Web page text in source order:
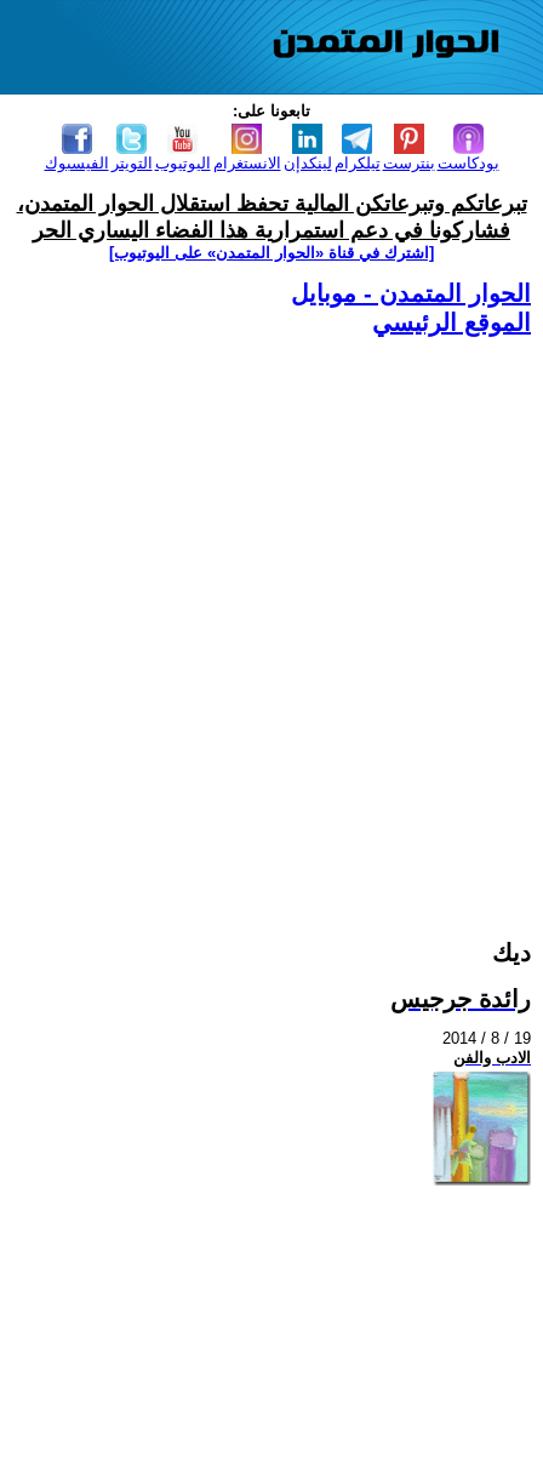
تابعونا على:
الفيسبوك التويتر اليوتيوب الانستغرام لينكدإن تيلكرامبنترست بودكاست
تبرعاتكم وتبرعاتكن المالية تحفظ استقلال الحوار المتمدن،
فشاركونا في دعم استمرارية هذا الفضاء اليساري الحر
[اشترك في قناة ‫«الحوار المتمدن» على اليوتيوب]
الحوار المتمدن - موبايل
الموقع الرئيسي
ديك
رائدة جرجيس
2014 / 8 / 19
الادب والفن